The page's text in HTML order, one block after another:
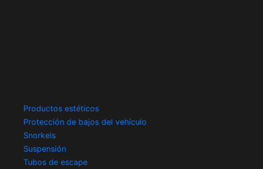
Productos estéticos
Protección de bajos del vehículo
Snorkels
Suspensión
Tubos de escape